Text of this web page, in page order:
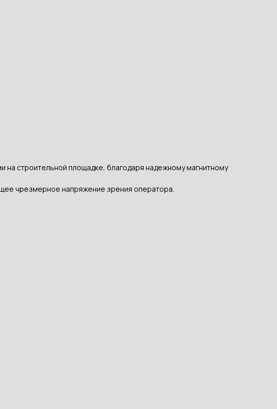
на строительной площадке, благодаря надежному магнитному
чрезмерное напряжение зрения оператора.